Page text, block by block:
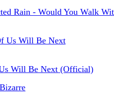
Rain - Would You Walk
Will Be Next (Official)